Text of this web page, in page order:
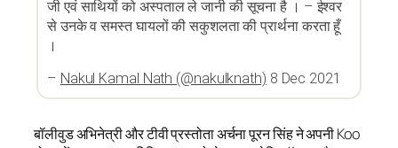
जी एवं साथियों को अस्पताल ले जानी की सूचना है । – ईश्वर
से उनके व समस्त घायलों की सकुशलता की प्रार्थना करता हूँ
।
– Nakul Kamal Nath (@nakulknath) 8 Dec 2021
बॉलीवुड अभिनेत्री और टीवी प्रस्तोता अर्चना पूरन सिंह ने अपनी Koo